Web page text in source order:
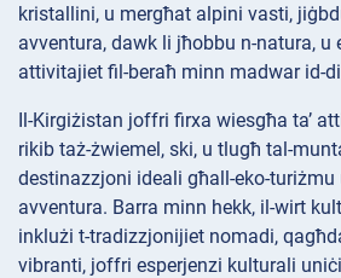
kristallini, u mergħat alpini vasti,
avventura, dawk li jħobbu n-natura, u
attivitajiet fil-beraħ minn madwar id-
Il-Kirgiżistan joffri firxa wiesgħa ta’
rikib taż-żwiemel, ski, u tlugħ tal-
destinazzjoni ideali għall-eko-turiżmu
avventura. Barra minn hekk, il-wirt
inklużi t-tradizzjonijiet nomadi,
vibranti, joffri esperjenzi kulturali